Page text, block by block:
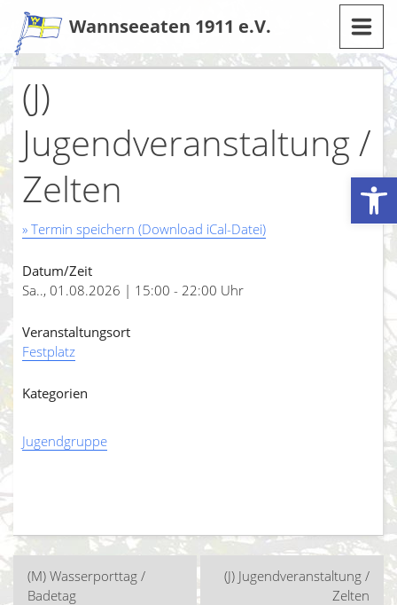
Werkzeugleiste öffnen
Zum
Inhalt
Wannseeaten 1911 e.V.
(J)
Jugendveranstaltung /
Zelten
» Termin speichern (Download iCal-Datei)
Datum/Zeit
Sa.., 01.08.2026 | 15:00 - 22:00 Uhr
Veranstaltungsort
Festplatz
Kategorien
Jugendgruppe
Beitragsnavigation
(M) Wasserporttag /
Badetag
(J) Jugendveranstaltung /
Zelten